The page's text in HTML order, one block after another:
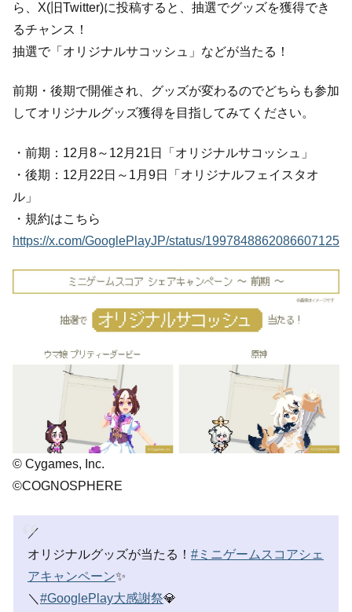
ら、X(旧Twitter)に投稿すると、抽選でグッズを獲得でき
るチャンス！
抽選で「オリジナルサコッシュ」などが当たる！
前期・後期で開催され、グッズが変わるのでどちらも参加
してオリジナルグッズ獲得を目指してみてください。
・前期：12月8～12月21日「オリジナルサコッシュ」
・後期：12月22日～1月9日「オリジナルフェイスタオ
ル」
・規約はこちら
https://x.com/GooglePlayJP/status/1997848862086607125
© Cygames, Inc.
©COGNOSPHERE
／
オリジナルグッズが当たる！ #ミニゲームスコアシェ
アキャンペーン✨
＼ #GooglePlay大感謝祭💎